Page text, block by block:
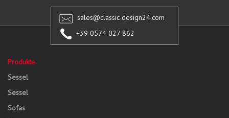
sales@classic-design24.com
+39 0574 027 862
Produkte
Sessel
Sessel
Sofas